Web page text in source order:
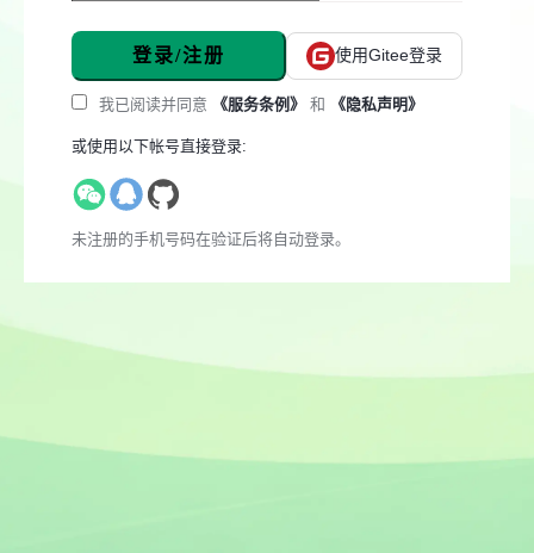
登录/注册 使用Gitee登录
我已阅读并同意 《服务条例》 和 《隐私声明》
或使用以下帐号直接登录:
未注册的手机号码在验证后将自动登录。